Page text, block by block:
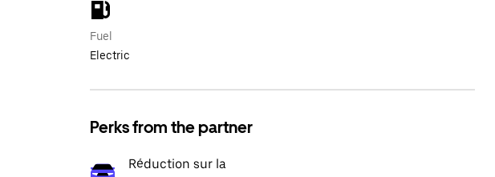
Fuel
Electric
Perks from the partner
Réduction sur la